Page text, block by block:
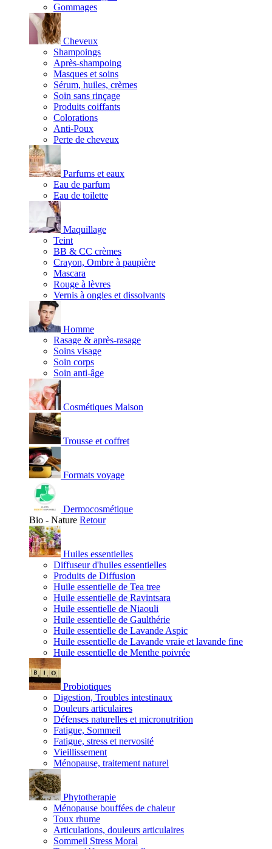
Gommages
Cheveux
Shampoings
Après-shampoing
Masques et soins
Sérum, huiles, crèmes
Soin sans rinçage
Produits coiffants
Colorations
Anti-Poux
Perte de cheveux
Parfums et eaux
Eau de parfum
Eau de toilette
Maquillage
Teint
BB & CC crèmes
Crayon, Ombre à paupière
Mascara
Rouge à lèvres
Vernis à ongles et dissolvants
Homme
Rasage & après-rasage
Soins visage
Soin corps
Soin anti-âge
Cosmétiques Maison
Trousse et coffret
Formats voyage
Dermocosmétique
Bio - Nature Retour
Huiles essentielles
Diffuseur d'huiles essentielles
Produits de Diffusion
Huile essentielle de Tea tree
Huile essentielle de Ravintsara
Huile essentielle de Niaouli
Huile essentielle de Gaulthérie
Huile essentielle de Lavande Aspic
Huile essentielle de Lavande vraie et lavande fine
Huile essentielle de Menthe poivrée
Probiotiques
Digestion, Troubles intestinaux
Douleurs articulaires
Défenses naturelles et micronutrition
Fatigue, Sommeil
Fatigue, stress et nervosité
Vieillissement
Ménopause, traitement naturel
Phytotherapie
Ménopause bouffées de chaleur
Toux rhume
Articulations, douleurs articulaires
Sommeil Stress Moral